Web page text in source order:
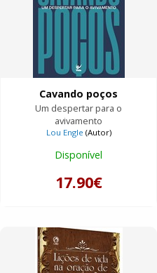
Cavando poços
Um despertar para o
avivamento
Lou Engle (Autor)
Disponível
17.90€